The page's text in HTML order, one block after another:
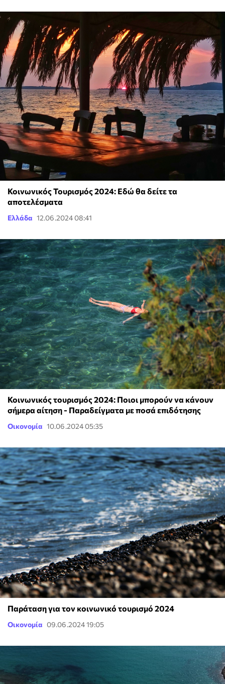
Κοινωνικός Τουρισμός 2024: Εδώ θα δείτε τα
αποτελέσματα
Ελλάδα 12.06.2024 08:41
Κοινωνικός τουρισμός 2024: Ποιοι μπορούν να κάνουν
σήμερα αίτηση - Παραδείγματα με ποσά επιδότησης
Οικονομία 10.06.2024 05:35
Παράταση για τον κοινωνικό τουρισμό 2024
Οικονομία 09.06.2024 19:05